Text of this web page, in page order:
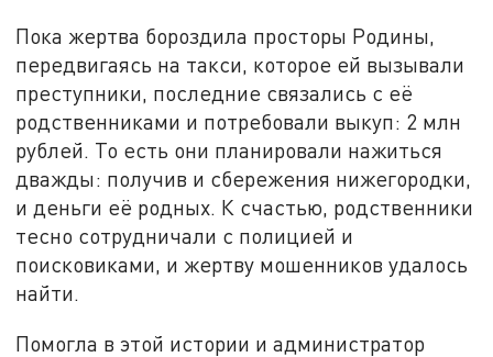
Пока жертва бороздила просторы Родины,
передвигаясь на такси, которое ей вызывали
преступники, последние связались с её
родственниками и потребовали выкуп: 2 млн
рублей. То есть они планировали нажиться
дважды: получив и сбережения нижегородки,
и деньги её родных. К счастью, родственники
тесно сотрудничали с полицией и
поисковиками, и жертву мошенников удалось
найти.
Помогла в этой истории и администратор